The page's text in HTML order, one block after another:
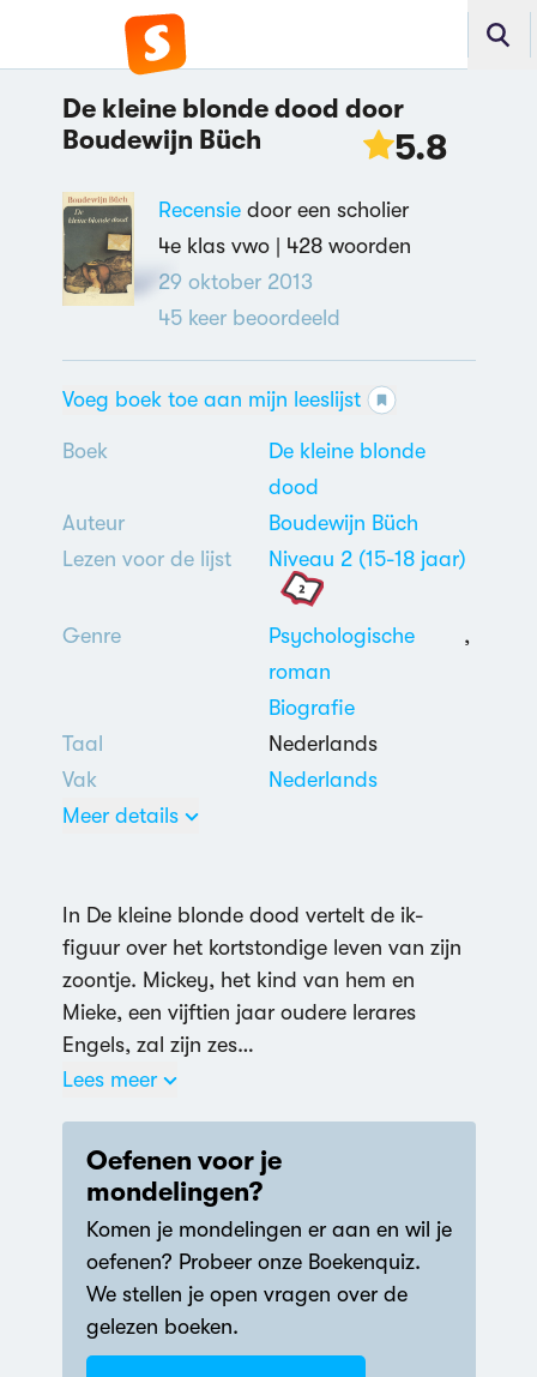
De kleine blonde dood door
Boudewijn Büch
5.8
Recensiedoor een scholier
4e klas vwo | 428 woorden
29 oktober 2013
45keer beoordeeld
Voeg boek toe aan mijn leeslijst
Boek
De kleine blonde
dood
Auteur
Boudewijn Büch
Lezen voor de lijst
Niveau 2 (15-18 jaar)
Genre
Psychologische
roman
,
Biografie
Taal
Nederlands
Vak
Nederlands
2 uit 5
Nederlands
dood (1993)
Meer details
In De kleine blonde dood vertelt de ik-
figuur over het kortstondige leven van zijn
zoontje. Mickey, het kind van hem en
Mieke, een vijftien jaar oudere lerares
Engels, zal zijn zes…
Lees meer
Oefenen voor je
mondelingen?
Komen je mondelingen er aan en wil je
oefenen? Probeer onze Boekenquiz.
We stellen je open vragen over de
gelezen boeken.